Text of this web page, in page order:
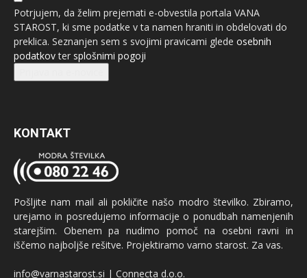
Potrjujem, da želim prejemati e-obvestila portala VANA
STAROST, ki sme podatke v ta namen hraniti in obdelovati do
preklica. Seznanjen sem s svojimi pravicami glede osebnih
podatkovter splošnimi pogoji
KONTAKT
Pošljite nam mail ali pokličite našo modro številko. Zbiramo,
urejamo in posredujemo informacije o ponudbah namenjenih
starejšim. Obenem pa nudimo pomoč na osebni ravni in
iščemo najboljše rešitve. Projektiramo varno starost. Za vas.
info@varnastarost.si | Connecta d.o.o.